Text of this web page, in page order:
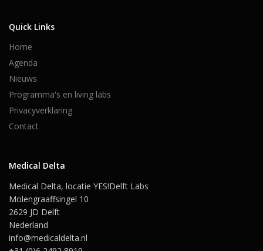
Quick Links
Home
Agenda
Nieuws
Programma's en living labs
Privacyverklaring
Contact
Medical Delta
Medical Delta, locatie YES!Delft Labs
Molengraaffsingel 10
2629 JD Delft
Nederland
info@medicaldelta.nl